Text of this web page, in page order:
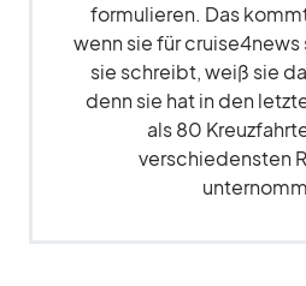
formulieren. Das
wenn sie für
sie schreibt, weiß sie
denn sie hat in den
als 80
verschiedensten